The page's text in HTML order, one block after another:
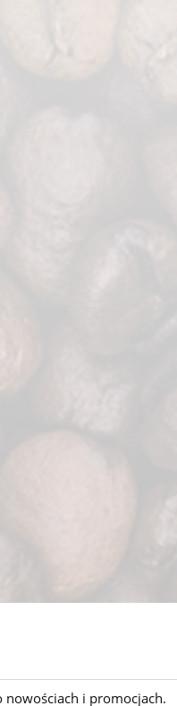
nowościach i promocjach.